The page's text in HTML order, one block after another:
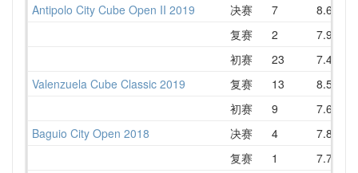
Antipolo City Cube Open II 2019
决赛 7 8.69
复赛
2
7.94
初赛
23 7.46
Valenzuela Cube Classic 2019
复赛 13 8.54
初赛
9 7.64
Baguio City Open 2018
决赛 4
7.88
复赛
1
7.73